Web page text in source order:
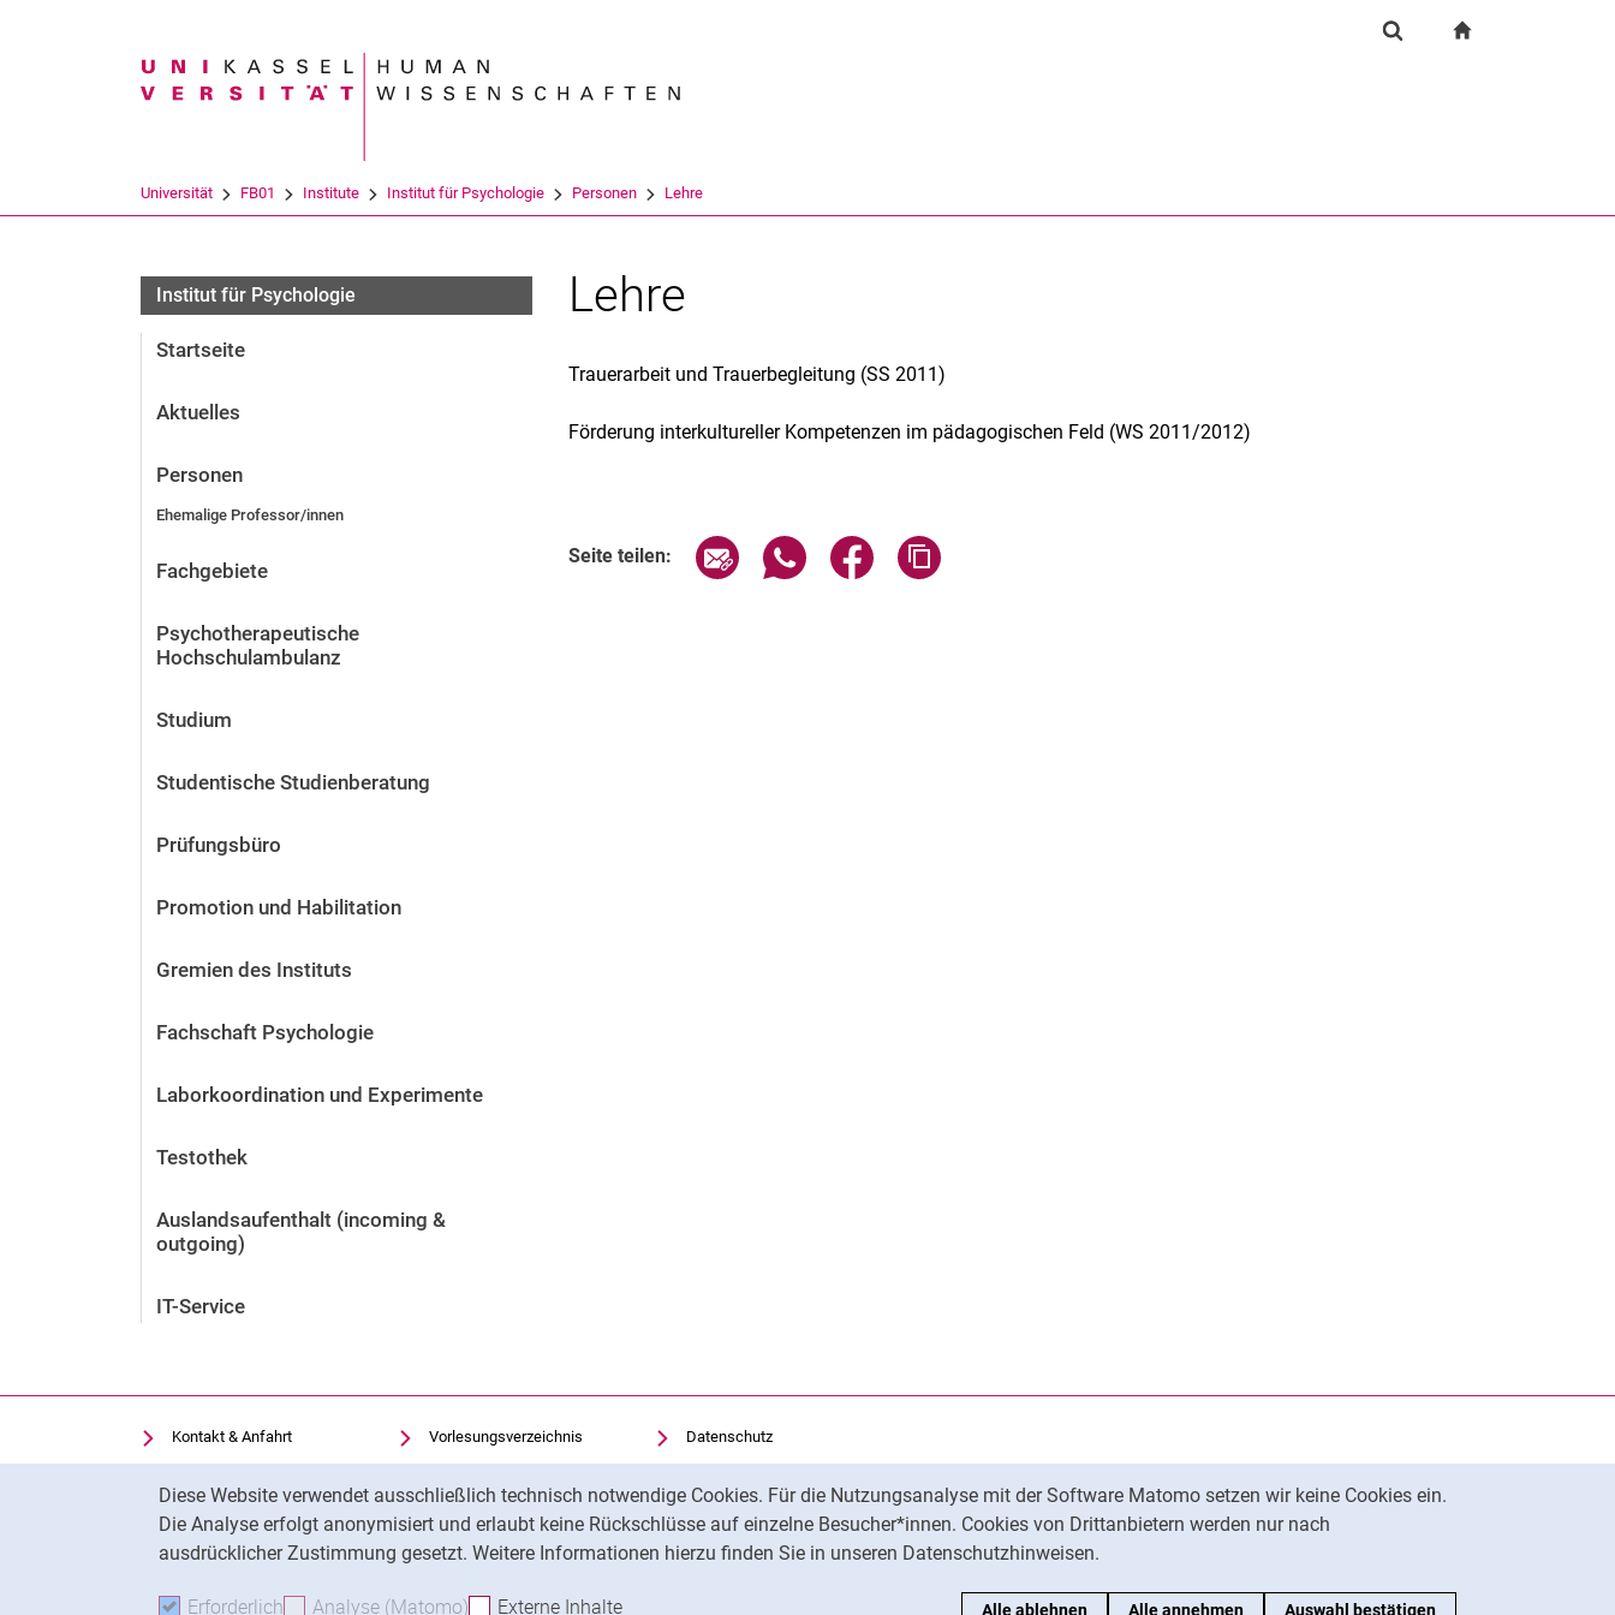
Diese Website verwendet ausschließlich technisch notwendige Cookies. Für die Nutzungsanalyse mit der Software Matomo setzen wir keine Cookies ein.
Die Analyse erfolgt anonymisiert und erlaubt keine Rückschlüsse auf einzelne Besucher*innen. Cookies von Drittanbietern werden nur nach
ausdrücklicher Zustimmung gesetzt. Weitere Informationen hierzu finden Sie in unseren Datenschutzhinweisen.
Erforderlich Erforderliche Cookies akzeptieren
Analyse (Matomo) Analyse-Cookies akzeptieren
Externe Inhalte Alle ablehnen Alle annehmen Auswahl bestätigen
Suchbegriff
Universität FB01 Institute Institut für Psychologie Personen Lehre
Dipl. Psych. Jennifer Klasen
Institut für Psychologie
Startseite
Aktuelles
Personen
Ehemalige Professor/innen
Fachgebiete
Psychotherapeutische
Hochschulambulanz
Studium
Studentische Studienberatung
Prüfungsbüro
Promotion und Habilitation
Gremien des Instituts
Fachschaft Psychologie
Laborkoordination und Experimente
Testothek
Auslandsaufenthalt (incoming &
outgoing)
IT-Service
Lehre
Trauerarbeit und Trauerbegleitung (SS 2011)
Förderung interkultureller Kompetenzen im pädagogischen Feld (WS 2011/2012)
Seite teilen: Seite über E-Mail teilen
Seite über WhatsApp teilen (externer Link, öffnet neues Fenster)
Seite über Facebook teilen (externer Link, öffnet neues Fenster)
Kontakt & Anfahrt
Einrichtungen suchen
Stellenangebote
Cookie-Einstellungen
Vorlesungsverzeichnis
Uni-Bibliothek
Moodle
Panopto
Datenschutz
Barrierefreiheit
Transparenter KI-Einsatz
Impressum